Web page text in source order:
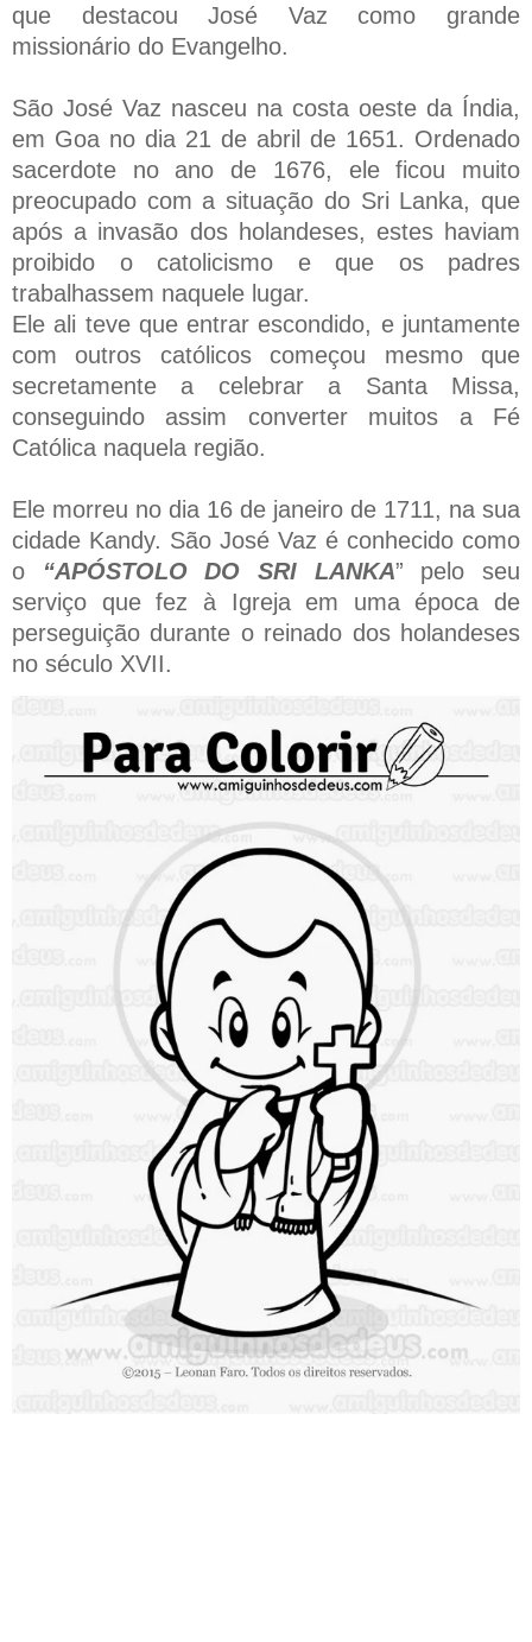
que destacou José Vaz como grande
missionário do Evangelho.
São José Vaz nasceu na costa oeste da Índia,
em Goa no dia 21 de abril de 1651. Ordenado
sacerdote no ano de 1676, ele ficou muito
preocupado com a situação do Sri Lanka, que
após a invasão dos holandeses, estes haviam
proibido o catolicismo e que os padres
trabalhassem naquele lugar.
Ele ali teve que entrar escondido, e juntamente
com outros católicos começou mesmo que
secretamente a celebrar a Santa Missa,
conseguindo assim converter muitos a Fé
Católica naquela região.
Ele morreu no dia 16 de janeiro de 1711, na sua
cidade Kandy. São José Vaz é conhecido como
o
“APÓSTOLO DO SRI LANKA” pelo seu
serviço que fez à Igreja em uma época de
perseguição durante o reinado dos holandeses
no século XVII.